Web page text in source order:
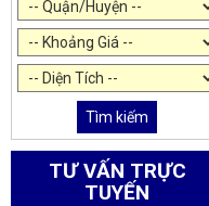
Tìm kiếm
TƯ VẤN TRỰC
TUYẾN